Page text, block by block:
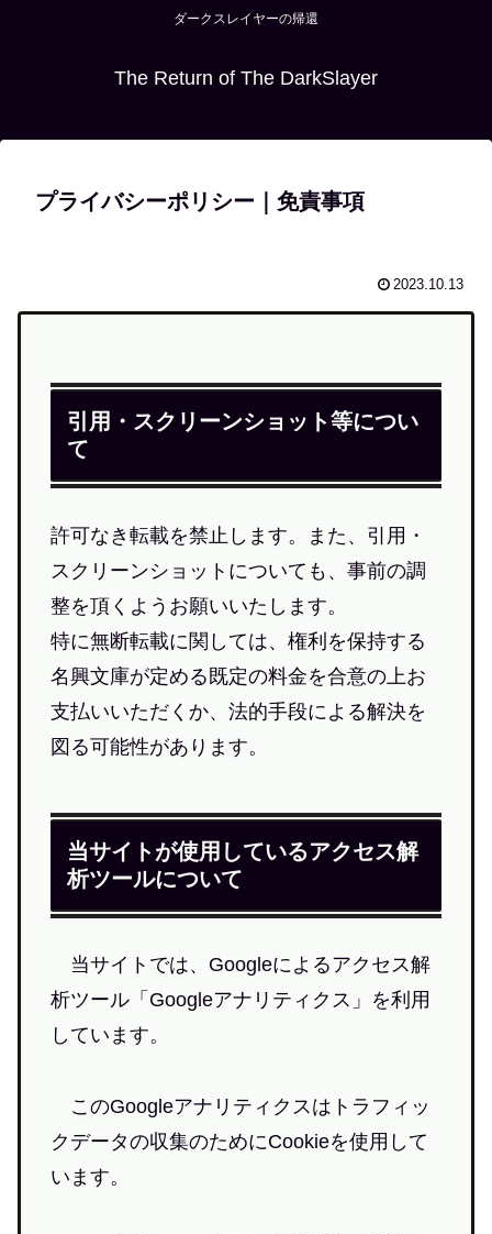
ダークスレイヤーの帰還
The Return of The DarkSlayer
プライバシーポリシー｜免責事項
2023.10.13
引用・スクリーンショット等につい
て
許可なき転載を禁止します。また、引用・
スクリーンショットについても、事前の調
整を頂くようお願いいたします。
特に無断転載に関しては、権利を保持する
名興文庫が定める既定の料金を合意の上お
支払いいただくか、法的手段による解決を
図る可能性があります。
当サイトが使用しているアクセス解
析ツールについて
当サイトでは、Googleによるアクセス解
析ツール「Googleアナリティクス」を利用
しています。
このGoogleアナリティクスはトラフィッ
クデータの収集のためにCookieを使用して
います。